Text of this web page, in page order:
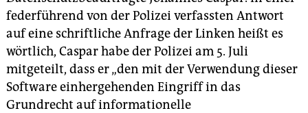
federführend von der Polizei verfassten Antwort
auf eine schriftliche Anfrage der Linken heißt es
wörtlich, Caspar habe der Polizei am 5. Juli
mitgeteilt, dass er „den mit der Verwendung dieser
Software einhergehenden Eingriff in das
Grundrecht auf informationelle